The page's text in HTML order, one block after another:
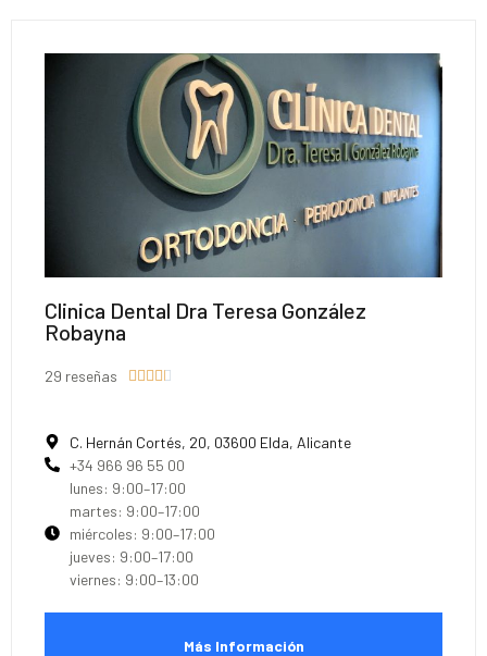
Clinica Dental Dra Teresa González
Robayna
29 reseñas 
C. Hernán Cortés, 20, 03600 Elda, Alicante
+34 966 96 55 00
lunes: 9:00–17:00
martes: 9:00–17:00
miércoles: 9:00–17:00
jueves: 9:00–17:00
viernes: 9:00–13:00
Más Información